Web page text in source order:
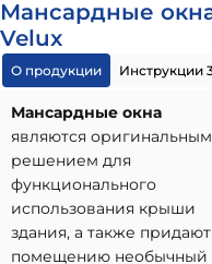
Мансардные
Velux
О продукции Инструкции
Мансардные окна
являются оригинальным
решением для
функционального
использования крыши
здания, а также придают
помещению необычный